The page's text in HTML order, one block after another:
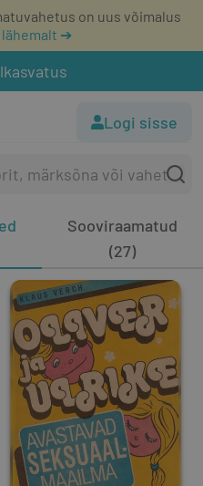
on uus võimalus
lähemalt ➔
Logi sisse
Sooviraamatud
(27)